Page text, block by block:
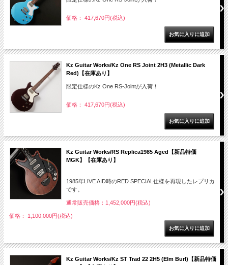
価格： 417,670円(税込)
Kz Guitar Works/Kz One RS Joint 2H3 (Metallic Dark
Red)【在庫あり】
限定仕様のKz One RS-Jointが入荷！
価格： 417,670円(税込)
Kz Guitar Works/RS Replica1985 Aged【新品特価
MGK】【在庫あり】
1985年LIVE AID時のRED SPECIAL仕様を再現したレプリカ
です。
通常販売価格：1,452,000円(税込)
価格： 1,100,000円(税込)
Kz Guitar Works/Kz ST Trad 22 2H5 (Elm Burl)【新品特価